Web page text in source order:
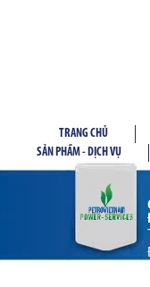
TRANG CHỦ
SẢN PHẦM - DỊCH VỤ